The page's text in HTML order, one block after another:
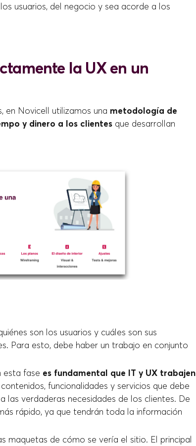
usuarios, del negocio y sea acorde a los
la UX en un
en Novicell utilizamos una metodología de
y dinero a los clientes que desarrollan
son los usuarios y cuáles son sus
Para esto, debe haber un trabajo en conjunto
esta fase es fundamental que IT y UX trabajen
funcionalidades y servicios que debe
las verdaderas necesidades de los clientes. De
rápido, ya que tendrán toda la información
maquetas de cómo se vería el sitio. El principal